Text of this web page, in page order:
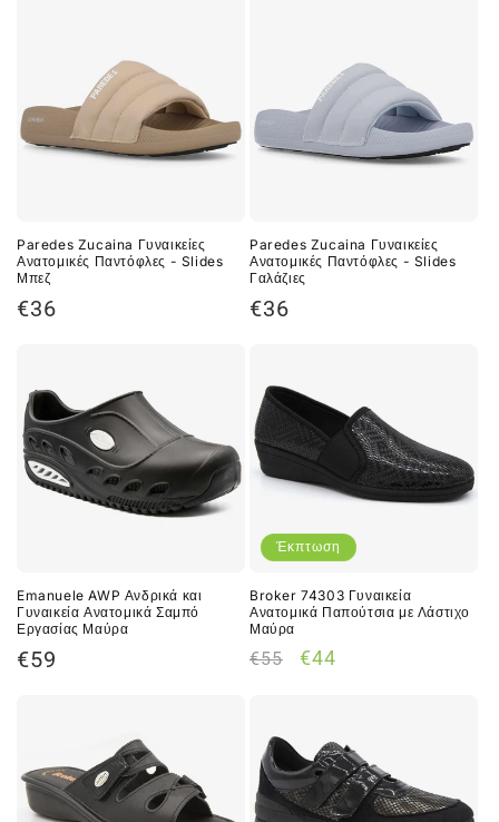
Paredes Zucaina Γυναικείες
Ανατομικές Παντόφλες - Slides
Μπεζ
Κανονική
€36
Paredes Zucaina Γυναικείες
Ανατομικές Παντόφλες - Slides
Γαλάζιες
Κανονική
€36
Emanuele AWP Ανδρικά και
Γυναικεία Ανατομικά Σαμπό
Εργασίας Μαύρα
Κανονική
€59
Έκπτωση
Broker 74303 Γυναικεία
Ανατομικά Παπούτσια με Λάστιχο
Μαύρα
Κανονική
€55
Τιμή
€44